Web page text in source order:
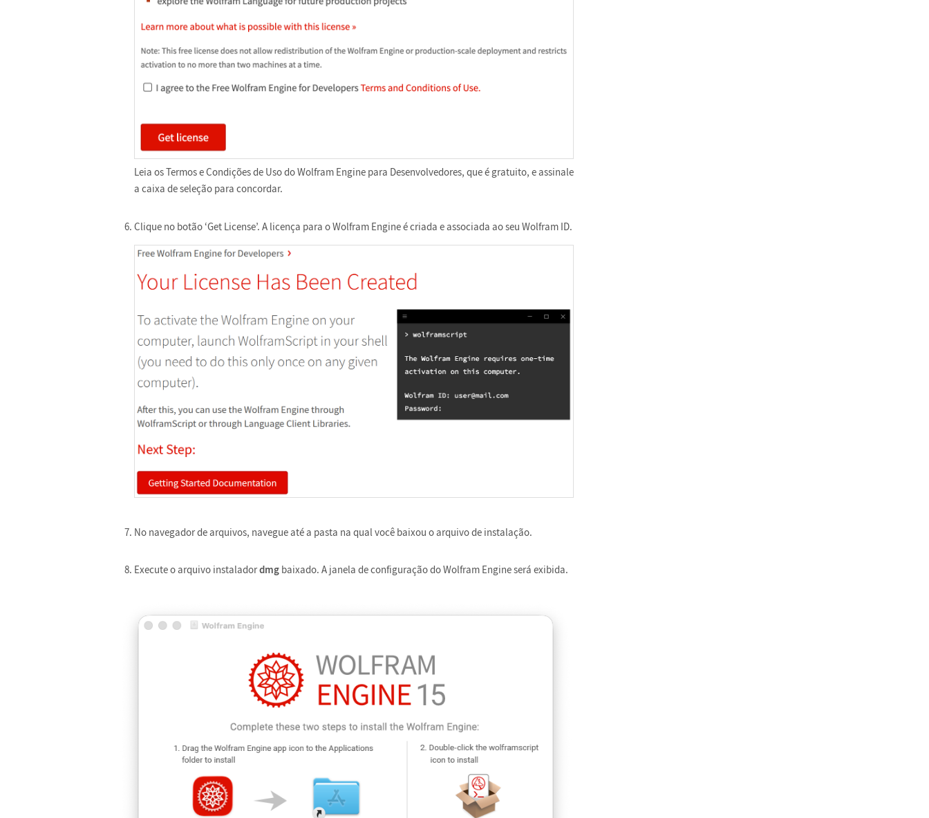
Leia os Termos e Condições de Uso do Wolfram Engine para Desenvolvedores, que é gratuito, e assinale
a caixa de seleção para concordar.
Clique no botão ‘Get License’. A licença para o Wolfram Engine é criada e associada ao seu Wolfram ID.
No navegador de arquivos, navegue até a pasta na qual você baixou o arquivo de instalação.
Execute o arquivo instaladordmg baixado. A janela de configuração do Wolfram Engine será exibida.